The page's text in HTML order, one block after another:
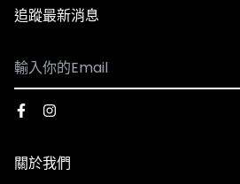
※因官網與實體門市同步銷售，若
形發生，將由客服人員主動致電或
到商品出貨之EMAIL通知為準。
※由於每台電腦、手機、3C用品之
3. 全館商品皆享有七天無條件退換
- 國際配送
1. 可配送國家：香港、澳門
2. 使用順豐速運執行配送服務，運
3. 因國際運費金額高且手續繁複，
關於我們
追蹤最新消息